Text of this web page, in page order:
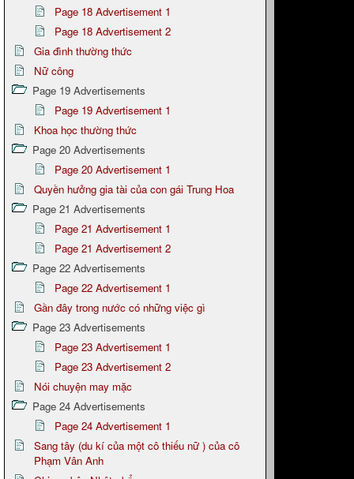
Page 18 Advertisement 1
Page 18 Advertisement 2
Gia đình thường thức
Nữ công
Page 19 Advertisements
Page 19 Advertisement 1
Khoa học thường thức
Page 20 Advertisements
Page 20 Advertisement 1
Quyền hưởng gia tài của con gái Trung Hoa
Page 21 Advertisements
Page 21 Advertisement 1
Page 21 Advertisement 2
Page 22 Advertisements
Page 22 Advertisement 1
Gần đây trong nước có những việc gì
Page 23 Advertisements
Page 23 Advertisement 1
Page 23 Advertisement 2
Nói chuyện may mặc
Page 24 Advertisements
Page 24 Advertisement 1
Sang tây (du kí của một cô thiếu nữ ) của cô
Phạm Vân Anh